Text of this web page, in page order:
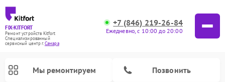
FIX-KITFORT
Ремонт устройств Kitfort
Специализированный
cервисный центр г.Самара
+7 (846) 219-26-84
Ежедневно, с 10:00 до 20:00
Мы ремонтируем Позвонить